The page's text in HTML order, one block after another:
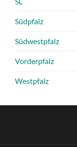
Südpfalz
Südwestpfalz
Vorderpfalz
Westpfalz